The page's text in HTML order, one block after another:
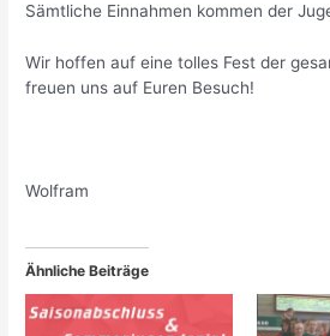
Sämtliche Einnahmen kommen der
Wir hoffen auf eine tolles Fest der
freuen uns auf Euren Besuch!
Wolfram
Ähnliche Beiträge